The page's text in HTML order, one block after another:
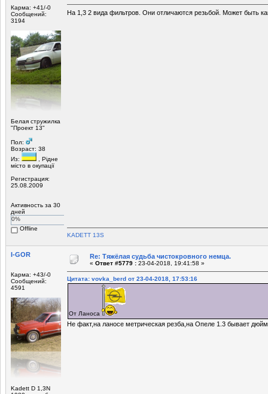
Карма: +41/-0
Сообщений:
3194
Белая стружилка
"Проект 13"
Пол:
Возраст: 38
Из:
, Рiдне
мicто в окупацiї
Регистрация:
25.08.2009
Активность за 30
дней
0%
Offline
На 1,3 2 вида фильтров. Они отличаются резьбой. Может быть
KADETT 13S
I-GOR
Карма: +43/-0
Сообщений:
4591
Kadett D 1,3N
Re: Тяжёлая судьба чистокровного немца.
« Ответ #5779 : 23-04-2018, 19:41:58 »
Цитата: vovka_berd от 23-04-2018, 17:53:16
От Ланоса
Не факт,на ланосе метрическая резба,на Опеле 1.3 бывает